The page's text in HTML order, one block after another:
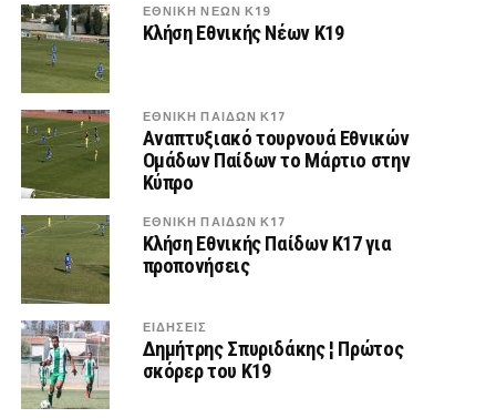
ΕΘΝΙΚΗ ΝΕΩΝ Κ19
Κλήση Εθνικής Νέων Κ19
ΕΘΝΙΚΗ ΠΑΙΔΩΝ Κ17
Αναπτυξιακό τουρνουά Εθνικών
Ομάδων Παίδων το Μάρτιο στην
Κύπρο
ΕΘΝΙΚΗ ΠΑΙΔΩΝ Κ17
Κλήση Εθνικής Παίδων Κ17 για
προπονήσεις
ΕΙΔΗΣΕΙΣ
Δημήτρης Σπυριδάκης ¦ Πρώτος
σκόρερ του Κ19